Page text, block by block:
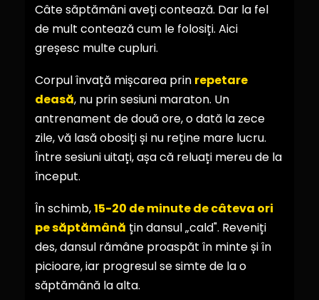
Câte săptămâni aveți contează. Dar la fel
de mult contează cum le folosiți. Aici
greșesc multe cupluri.
Corpul învață mișcarea prin repetare
deasă, nu prin sesiuni maraton. Un
antrenament de două ore, o dată la zece
zile, vă lasă obosiți și nu reține mare lucru.
Între sesiuni uitați, așa că reluați mereu de la
început.
În schimb,15-20 de minute de câteva ori
pe săptămână țin dansul „cald". Reveniți
des, dansul rămâne proaspăt în minte și în
picioare, iar progresul se simte de la o
săptămână la alta.